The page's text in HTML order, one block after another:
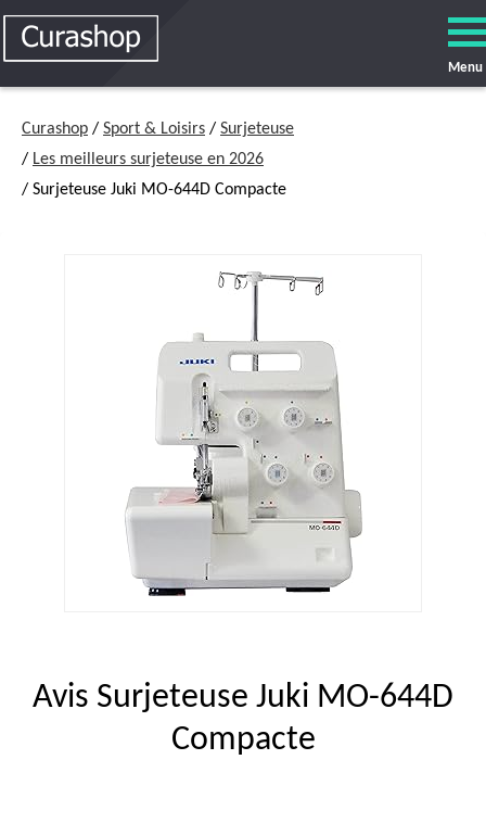
Menu
Curashop / Sport & Loisirs / Surjeteuse
/ Les meilleurs surjeteuse en 2026
/ Surjeteuse Juki MO-644D Compacte
Avis Surjeteuse Juki MO-644D
Compacte